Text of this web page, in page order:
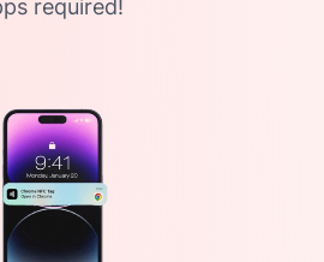
required!